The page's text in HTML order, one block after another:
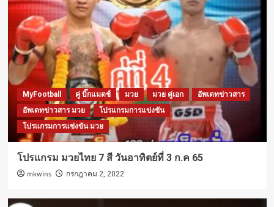
MyFootball คู่ บิ๊กแมตช์ มวย มวย คู่เอก
อัพเดทข่าวสาร
อัพเดทข่าวสาร มวย
โปรแกรมการแข่งขัน
โปรแกรมการแข่งขัน มวย
โปรแกรม มวยไทย 7 สี วันอาทิตย์ที่ 3 ก.ค 65
mkwins กรกฎาคม 2, 2022